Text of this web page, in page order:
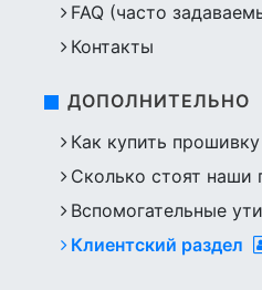
FAQ (часто
Контакты
ДОПОЛНИТЕЛЬНО
Как купить прошивку
Сколько стоят наши
Вспомогательные
Клиентский раздел